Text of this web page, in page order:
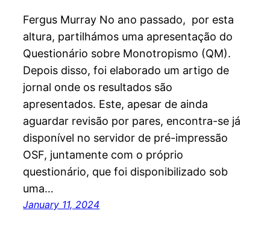
Fergus Murray No ano passado, por esta
altura, partilhámos uma apresentação do
Questionário sobre Monotropismo (QM).
Depois disso, foi elaborado um artigo de
jornal onde os resultados são
apresentados. Este, apesar de ainda
aguardar revisão por pares, encontra-se já
disponível no servidor de pré-impressão
OSF, juntamente com o próprio
questionário, que foi disponibilizado sob
uma…
January 11, 2024